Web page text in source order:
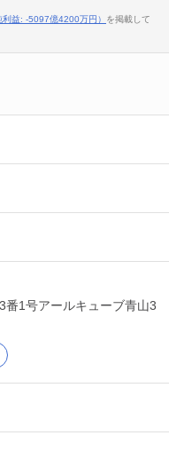
益: -5097億4200万円） を掲載して
番1号アールキューブ青山3